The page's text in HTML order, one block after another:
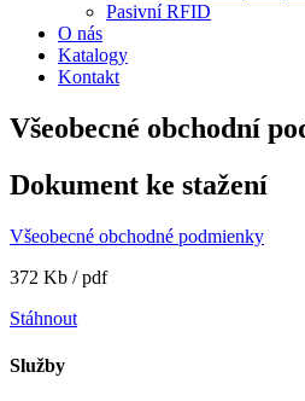
Pasivní RFID
O nás
Katalogy
Kontakt
Všeobecné obchodní
Dokument ke stažení
Všeobecné obchodné podmienky
372 Kb / pdf
Stáhnout
Služby